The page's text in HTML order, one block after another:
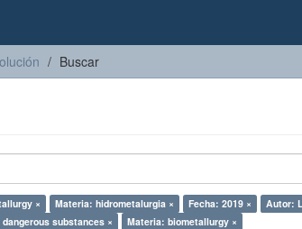
Buscar
× Materia: hidrometalurgia × Fecha: 2019 ×
Autor:
substances × Materia: biometallurgy ×